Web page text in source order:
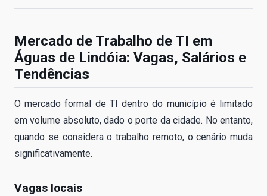
Mercado de Trabalho de TI em
Águas de Lindóia: Vagas, Salários e
Tendências
O mercado formal de TI dentro do município é limitado
em volume absoluto, dado o porte da cidade. No entanto,
quando se considera o trabalho remoto, o cenário muda
significativamente.
Vagas locais